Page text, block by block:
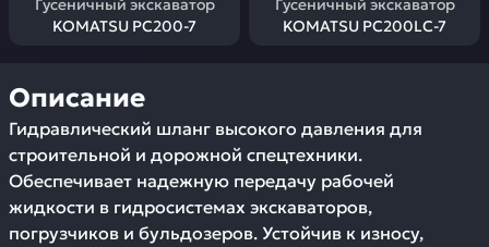
Гусеничный экскаватор
KOMATSU PC200-7
Гусеничный экскаватор
KOMATSU PC200LC-7
Описание
Гидравлический шланг высокого давления для
строительной и дорожной спецтехники.
Обеспечивает надежную передачу рабочей
жидкости в гидросистемах экскаваторов,
погрузчиков и бульдозеров. Устойчив к износу,